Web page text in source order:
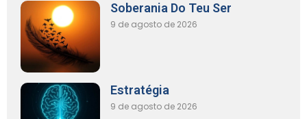
Soberania Do Teu Ser
9 de agosto de 2026
Estratégia
9 de agosto de 2026